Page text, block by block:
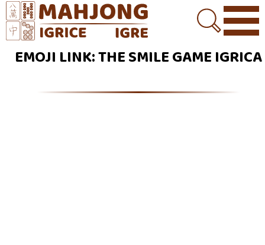
EMOJI LINK: THE SMILE GAME IGRICA